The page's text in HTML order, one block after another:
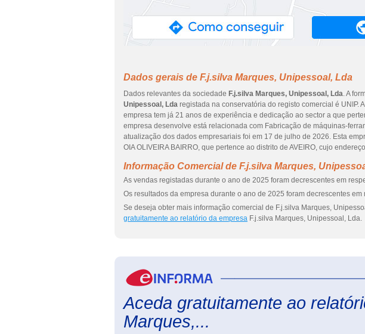
Dados gerais de F.j.silva Marques, Unipessoal, Lda
Dados relevantes da sociedade F.j.silva Marques, Unipessoal, Lda. A
Unipessoal, Lda registada na conservatória do registo comercial é UNIP.
empresa tem já 21 anos de experiência e dedicação ao sector a que
empresa desenvolve está relacionada com Fabricação de máquinas-
atualização dos dados empresariais foi em 17 de julho de 2026. Esta
OIA OLIVEIRA BAIRRO, que pertence ao distrito de AVEIRO, cujo
Informação Comercial de F.j.silva Marques,
As vendas registadas durante o ano de 2025 foram decrescentes em
Os resultados da empresa durante o ano de 2025 foram decrescentes em
Se deseja obter mais informação comercial de F.j.silva Marques,
gratuitamente ao relatório da empresa F.j.silva Marques, Unipessoal, Lda.
Aceda gratuitamente ao
Marques,...